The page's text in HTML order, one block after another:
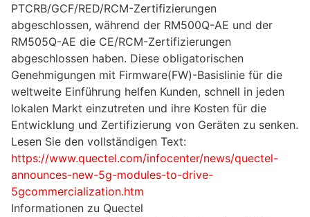
PTCRB/GCF/RED/RCM-Zertifizierungen
abgeschlossen, während der RM500Q-AE und der
RM505Q-AE die CE/RCM-Zertifizierungen
abgeschlossen haben. Diese obligatorischen
Genehmigungen mit Firmware(FW)-Basislinie für die
weltweite Einführung helfen Kunden, schnell in jeden
lokalen Markt einzutreten und ihre Kosten für die
Entwicklung und Zertifizierung von Geräten zu senken.
Lesen Sie den vollständigen Text:
https://www.quectel.com/infocenter/news/quectel-
announces-new-5g-modules-to-drive-
5gcommercialization.htm
Informationen zu Quectel